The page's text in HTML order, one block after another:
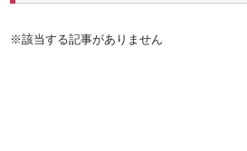
※該当する記事がありません